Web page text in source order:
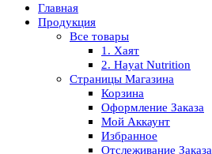
Главная
Продукция
Все товары
1. Хаят
2. Hayat Nutrition
Страницы Магазина
Корзина
Оформление Заказа
Мой Аккаунт
Избранное
Отслеживание Заказа